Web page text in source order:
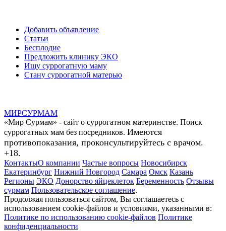
Добавить объявление
Статьи
Бесплодие
Предложить клинику ЭКО
Ищу суррогатную маму
Стану суррогатной матерью
МИРСУРМАМ
«Мир Сурмам» - сайт о суррогатном материнстве. Поиск
суррогатных мам без посредников. Имеются
противопоказания, проконсультируйтесь с врачом.
+18.
КонтактыО компании Частые вопросы Новосибирск
Екатеринбург Нижний Новгород Самара Омск Казань
Регионы ЭКО Донорство яйцеклеток Беременность Отзывы
сурмам Пользовательское соглашение.
Продолжая пользоваться сайтом, Вы соглашаетесь с
использованием cookie-файлов и условиями, указанными в:
Политике по использованию cookie-файлов Политике
конфиденциальности